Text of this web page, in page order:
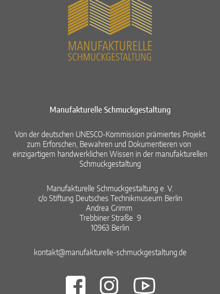
Manufakturelle Schmuckgestaltung​
Von der deutschen UNESCO-Kommission prämiertes Projekt
zum Erforschen, Bewahren und Dokumentieren von ​
einzigartigem handwerklichen Wissen in der manufakturellen
Schmuckgestaltung​
Manufakturelle Schmuckgestaltung e. V.​
c/o Stiftung Deutsches Technikmuseum Berlin​
Andrea Grimm ​
Trebbiner Straße 9​
10963 Berlin​
kontakt@manufakturelle-schmuckgestaltung.de